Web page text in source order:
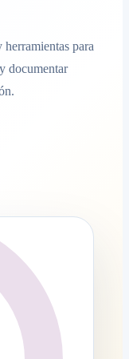
para
documentar